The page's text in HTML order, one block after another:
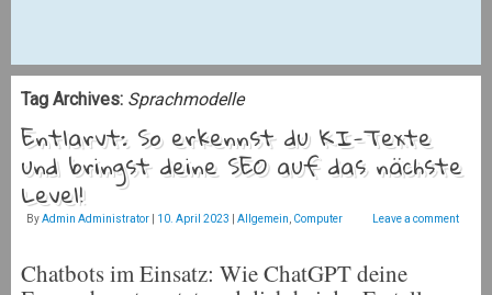
Tag Archives: Sprachmodelle
Entlarvt: So erkennst du KI-Texte
und bringst deine SEO auf das nächste
Level!
ByAdmin Administrator 10. April 2023 Allgemein Computer Leave a comment
Chatbots im Einsatz: Wie ChatGPT deine